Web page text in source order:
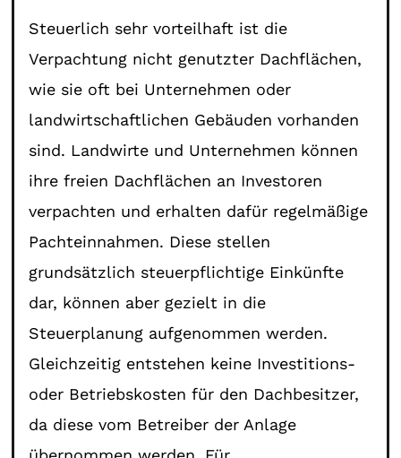
Steuerlich sehr vorteilhaft ist die
Verpachtung nicht genutzter Dachflächen,
wie sie oft bei Unternehmen oder
landwirtschaftlichen Gebäuden vorhanden
sind. Landwirte und Unternehmen können
ihre freien Dachflächen an Investoren
verpachten und erhalten dafür regelmäßige
Pachteinnahmen. Diese stellen
grundsätzlich steuerpflichtige Einkünfte
dar, können aber gezielt in die
Steuerplanung aufgenommen werden.
Gleichzeitig entstehen keine Investitions-
oder Betriebskosten für den Dachbesitzer,
da diese vom Betreiber der Anlage